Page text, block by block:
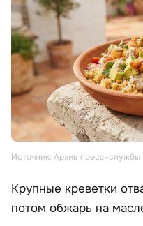
Источник: Архив пресс-службы
Крупные креветки
потом обжарь на